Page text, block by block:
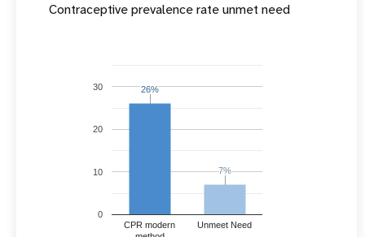
Contraceptive prevalence rate unmet need
CPR modern
Unmeet Need
0
10
20
30 26%
26%
7%
7%